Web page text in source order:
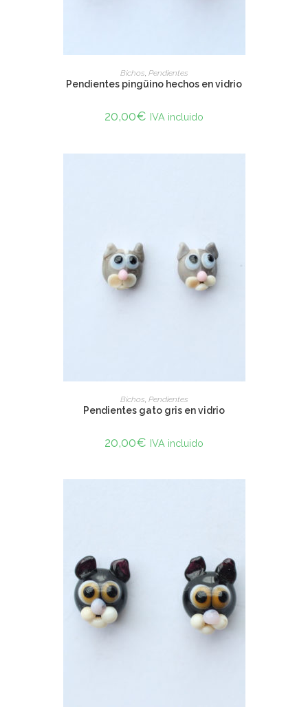
SELECT OPTIONS
Bichos, Pendientes
Pendientes pingüino hechos en vidrio
20,00€ IVA incluido
SELECT OPTIONS
Bichos Pendientes
Pendientes gato gris en vidrio
20,00€ IVA incluido